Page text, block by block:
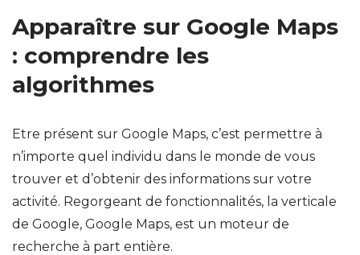
Apparaître sur Google Maps
: comprendre les
algorithmes
Etre présent sur Google Maps, c’est permettre à
n’importe quel individu dans le monde de vous
trouver et d’obtenir des informations sur votre
activité. Regorgeant de fonctionnalités, la verticale
de Google, Google Maps, est un moteur de
recherche à part entière.